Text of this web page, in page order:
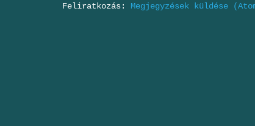
Feliratkozás: Megjegyzések küldése